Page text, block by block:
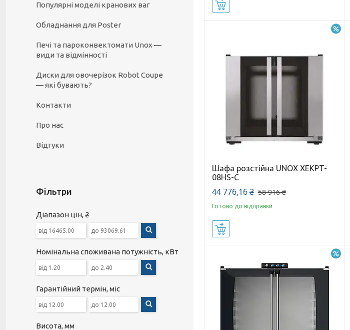
Шафа розстійна UNOX XEKPT-
08HS-C
44 776,16 ₴ 58 916 ₴
Готово до відправки
Популярні моделі кранових ваг
Обладнання для Poster
Печі та пароконвектомати Unox —
види та відмінності
Диски для овочерізок Robot Coupe
— які бувають?
Контакти
Про нас
Відгуки
Фільтри
Діапазон цін, ₴
Номінальна споживана потужність, кВт
Гарантійний термін, міс
Висота, мм